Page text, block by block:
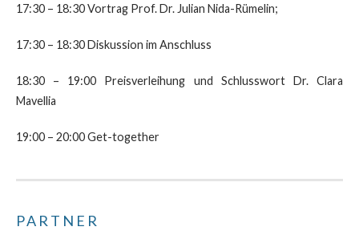
17:30 – 18:30 Vortrag Prof. Dr. Julian Nida-Rümelin;
17:30 – 18:30 Diskussion im Anschluss
18:30 – 19:00 Preisverleihung und Schlusswort Dr. Clara
Mavellia
19:00 – 20:00 Get-together
PARTNER